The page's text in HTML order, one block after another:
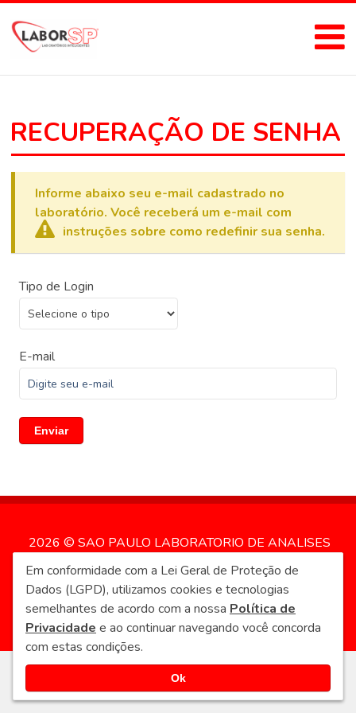
RECUPERAÇÃO DE SENHA
Informe abaixo seu e-mail cadastrado no
laboratório. Você receberá um e-mail com
instruções sobre como redefinir sua senha.
Tipo de Login
E-mail
Enviar
2026 © SAO PAULO LABORATORIO DE ANALISES
CLINICAS - v5.1.0 7ab2563
Política de Privacidade
Em conformidade com a Lei Geral de Proteção de
Dados (LGPD), utilizamos cookies e tecnologias
semelhantes de acordo com a nossa Política de
Privacidade e ao continuar navegando você concorda
com estas condições.
Ok